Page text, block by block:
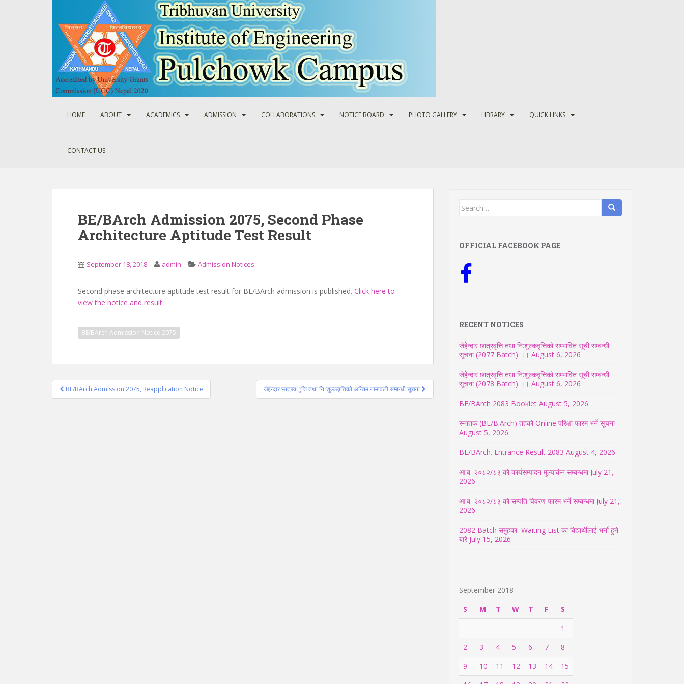
HOME ABOUT ACADEMICS ADMISSION COLLABORATIONS NOTICE BOARD PHOTO GALLERY LIBRARY QUICK LINKS
CONTACT US
BE/BArch Admission 2075, Second Phase
Architecture Aptitude Test Result
September 18, 2018 admin Admission Notices
Second phase architecture aptitude test result for BE/BArch admission is published. Click here to
view the notice and result.
BE/BArch Admission Notice 2075
Post
navigation
BE/BArch Admission 2075, Reapplication Notice जेहेन्दार छात्रव‌‌ृत्ति तथा निःशुल्कवृत्तिको अन्तिम नामावली सम्बन्धी सूचना
Search
OFFICIAL FACEBOOK PAGE
RECENT NOTICES
जेहेन्दार छात्रवृत्ति तथा नि:शुल्कवृत्तिको सम्भावित सूची सम्बन्धी
सूचना (2077 Batch) ।। August 6, 2026
जेहेन्दार छात्रवृत्ति तथा नि:शुल्कवृत्तिको सम्भावित सूची सम्बन्धी
सूचना (2078 Batch) ।। August 6, 2026
BE/BArch 2083 Booklet August 5, 2026
स्नातक (BE/B.Arch) तहको Online परिक्षा फारम भर्ने सूचना
August 5, 2026
BE/BArch. Entrance Result 2083 August 4, 2026
आ.ब. २०८२/८३ को कार्यसम्पादन मुल्याकंन सम्बन्धमा July 21,
2026
आ.ब. २०८२/८३ को सम्पति विवरण फारम भर्ने सम्बन्धमा July 21,
2026
2082 Batch समुहका Waiting List का बिद्यार्थीलाई भर्ना हुने
बारे July 15, 2026
September 2018
S
M T W T F
S
1
2
3 4 5 6 7
8
9
10 11 12 13 14
15